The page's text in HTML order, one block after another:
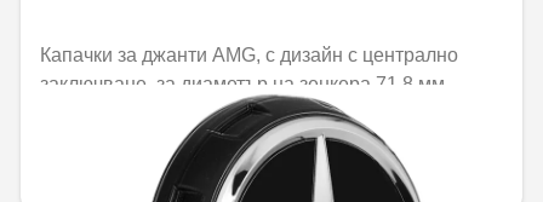
Капачки за джанти AMG, с дизайн с централно
заключване, за диаметър на зенкера 71,8 мм
Не е налично онлайн
44,57 € / 87,17 лв.